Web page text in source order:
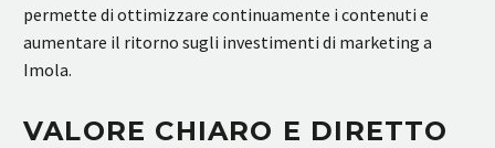
permette di ottimizzare continuamente i contenuti e
aumentare il ritorno sugli investimenti di marketing a
Imola.
VALORE CHIARO E DIRETTO